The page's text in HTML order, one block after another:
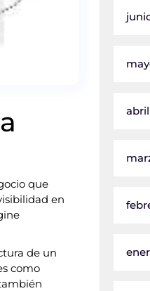
que
en
de un
como